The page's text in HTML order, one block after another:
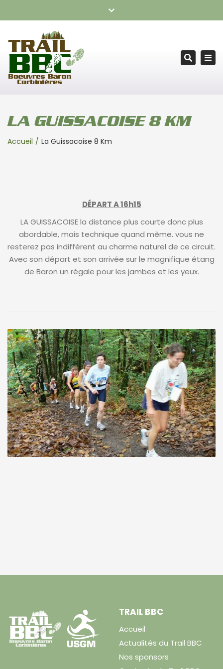
TRAIL BOEUVRES BARON CORBINIÈRES – RDV le samedi 24
Fermer
LA GUISSACOISE 8 KM
Accueil La Guissacoise 8 Km
DÉPART A 16h15
LA GUISSACOISE la distance plus courte donc plus
abordable, mais technique quand même. vous ne
resterez pas indifférent au charme naturel de ce circuit.
Avec son départ et son arrivée sur le magnifique étang
de Baron un régale pour les jambes et les yeux.
TRAIL BBC
Accueil
Actualités du Trail BBC
Nos sponsors